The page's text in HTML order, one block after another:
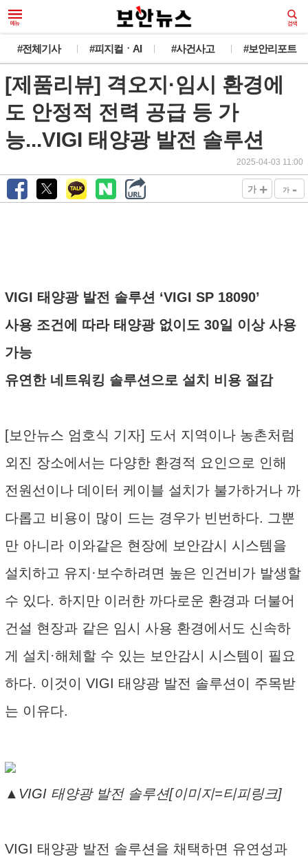
#전체기사 #피지컬ㆍAI #사건사고 #보안리포트
[제품리뷰] 격오지·임시 환경에
도 안정적 전력 공급 등 가
능...VIGI 태양광 발전 솔루션
2025-04-03 11:00
가 + 가 -
VIGI 태양광 발전 솔루션 ‘VIGI SP 18090’
사용 조건에 따라 태양광 없이도 30일 이상 사용
가능
유연한 네트워킹 솔루션으로 설치 비용 절감
[보안뉴스 엄호식 기자] 도서 지역이나 농촌처럼
외진 장소에서는 다양한 환경적 요인으로 인해
전원선이나 데이터 케이블 설치가 불가하거나 까
다롭고 비용이 많이 드는 경우가 빈번하다. 그뿐
만 아니라 이와같은 현장에 보안감시 시스템을
설치하고 유지·보수하려면 높은 인건비가 발생할
수 있다. 하지만 이러한 까다로운 환경과 더불어
건설 현장과 같은 임시 사용 환경에서도 신속하
게 설치·해체할 수 있는 보안감시 시스템이 필요
하다. 이것이 VIGI 태양광 발전 솔루션이 주목받
는 이유다.
▲VIGI 태양광 발전 솔루션[이미지=티피링크]
VIGI 태양광 발전 솔루션을 채택하면 유연성과